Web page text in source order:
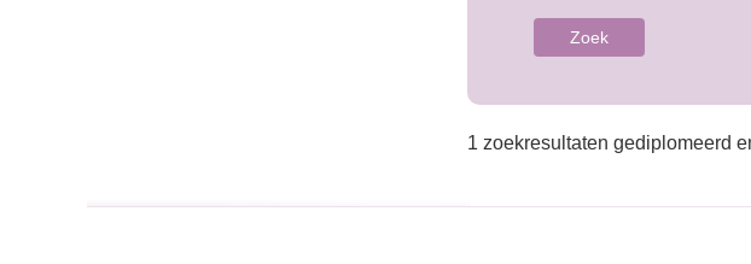
Zoek
1 zoekresultaten gediplomeerd